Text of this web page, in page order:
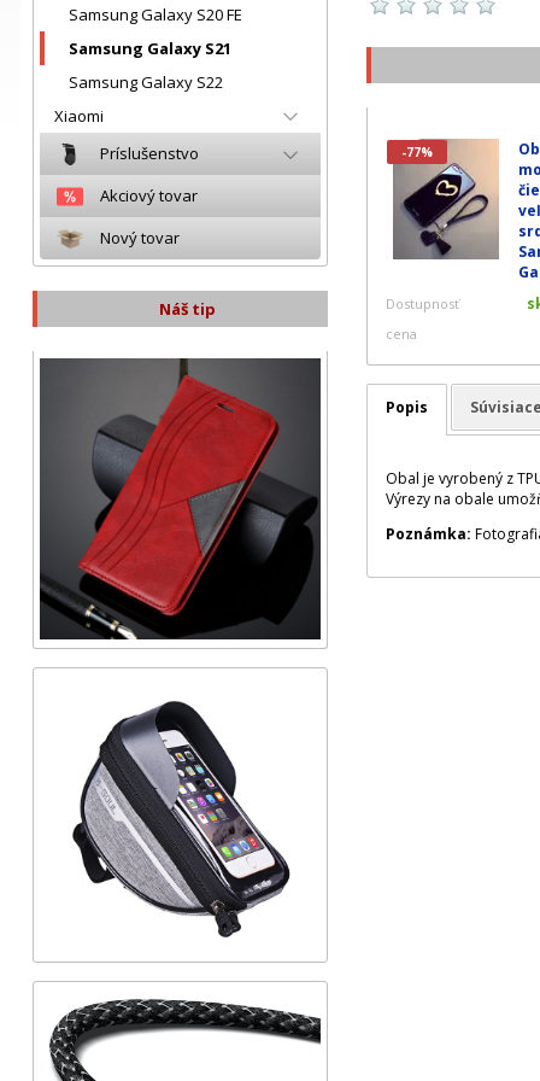
Samsung Galaxy S20 FE
Samsung Galaxy S21
Samsung Galaxy S22
Xiaomi
Príslušenstvo
Akciový tovar
Nový tovar
Náš tip
-77%
Dostupnosť
cena
Popis
Obal je vyrobený z
Výrezy na obale
Poznámka: